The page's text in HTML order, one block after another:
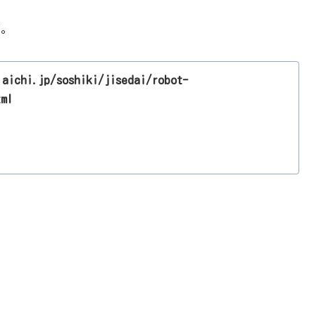
soshiki/jisedai/robot-